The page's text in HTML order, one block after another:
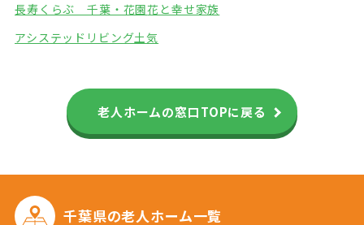
長寿くらぶ 千葉・花園花と幸せ家族
アシステッドリビング土気
老人ホームの窓口TOPに戻る
千葉県の老人ホーム一覧